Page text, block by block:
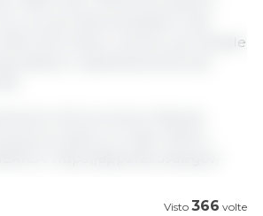
6,3% nell'ordine, mentre, per Brasile
di Economia e Market
Latina con dati USDA |
https://apps.fas.usda.gov/
Visto 366 volte